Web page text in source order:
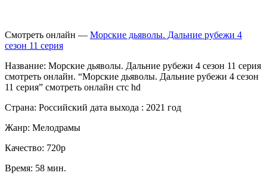
Смотреть онлайн — Морские дьяволы. Дальние рубежи 4
сезон 11 серия
Название: Морские дьяволы. Дальние рубежи 4 сезон 11 серия
смотреть онлайн. “Морские дьяволы. Дальние рубежи 4 сезон
11 серия” смотреть онлайн стс hd
Страна: Российский дата выхода : 2021 год
Жанр: Мелодрамы
Качество: 720p
Время: 58 мин.